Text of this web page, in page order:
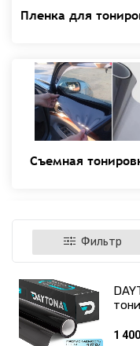
Пленка для
Съемная
Архитектурная
тонировочная
Фильтр
1